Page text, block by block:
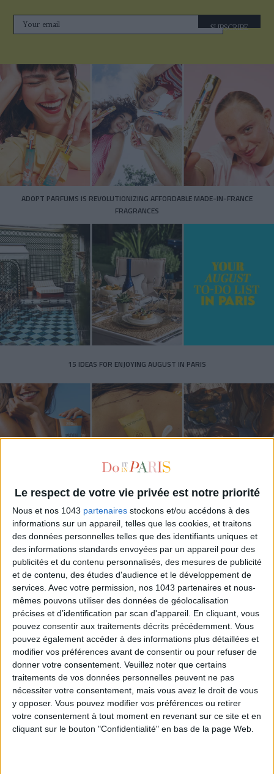
Le respect de votre vie privée est notre priorité
Nous et nos 1043 partenaires stockons et/ou accédons à des
informations sur un appareil, telles que les cookies, et traitons
des données personnelles telles que des identifiants uniques et
des informations standards envoyées par un appareil pour des
publicités et du contenu personnalisés, des mesures de publicité
et de contenu, des études d'audience et le développement de
services. Avec votre permission, nos 1043 partenaires et nous-
mêmes pouvons utiliser des données de géolocalisation
précises et d’identification par scan d'appareil. En cliquant, vous
pouvez consentir aux traitements décrits précédemment. Vous
pouvez également accéder à des informations plus détaillées et
modifier vos préférences avant de consentir ou pour refuser de
donner votre consentement. Veuillez noter que certains
traitements de vos données personnelles peuvent ne pas
nécessiter votre consentement, mais vous avez le droit de vous
y opposer. Vous pouvez modifier vos préférences ou retirer
votre consentement à tout moment en revenant sur ce site et en
cliquant sur le bouton "Confidentialité" en bas de la page Web.
SUBSCRIBE
ADOPT PARFUMS IS REVOLUTIONIZING AFFORDABLE MADE-IN-FRANCE
FRAGRANCES
15 IDEAS FOR ENJOYING AUGUST IN PARIS
SPF 50 SUNSCREENS YOU'LL ACTUALLY WANT TO SLATHER ON
THE BEST HOTELS FOR A SPA AND GASTRONOMY WEEKEND